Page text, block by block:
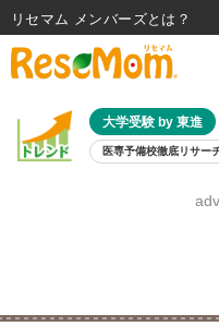
大学受験 by 東進
医専予備校徹底リサー
8月開催
リセマム メンバーズ